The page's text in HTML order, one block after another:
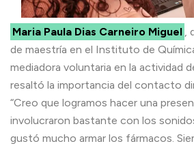
Maria Paula Dias Carneiro Miguel ,
de maestría en el Instituto de
mediadora voluntaria en la actividad
resaltó la importancia del contacto
“Creo que logramos hacer una
involucraron bastante con los
gustó mucho armar los fármacos.